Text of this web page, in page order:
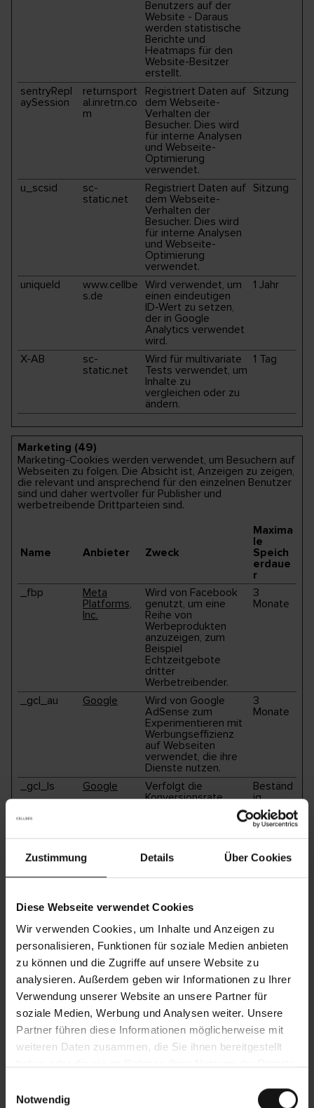
Zustimmung Details Über Cookies
Diese Webseite verwendet Cookies
Wir verwenden Cookies, um Inhalte und Anzeigen zu
personalisieren, Funktionen für soziale Medien anbieten
zu können und die Zugriffe auf unsere Website zu
analysieren. Außerdem geben wir Informationen zu Ihrer
Verwendung unserer Website an unsere Partner für
soziale Medien, Werbung und Analysen weiter. Unsere
Partner führen diese Informationen möglicherweise mit
weiteren Daten zusammen, die Sie ihnen bereitgestellt
Notwendig
Benutzers auf der
Website - Daraus
werden statistische
Berichte und
Heatmaps für den
Website-Besitzer
erstellt.
sentryRepl
aySession
returnsport
al.inretrn.co
m
Registriert Daten auf
dem Webseite-
Verhalten der
Besucher. Dies wird
für interne Analysen
und Webseite-
Optimierung
verwendet.
Sitzung
u_scsid
sc-
static.net
Registriert Daten auf
dem Webseite-
Verhalten der
Besucher. Dies wird
für interne Analysen
und Webseite-
Optimierung
verwendet.
Sitzung
uniqueId
www.cellbe
s.de
Wird verwendet, um
einen eindeutigen
ID‑Wert zu setzen,
der in Google
Analytics verwendet
wird.
1 Jahr
X-AB
sc-
static.net
Wird für multivariate
Tests verwendet, um
Inhalte zu
vergleichen oder zu
ändern.
1 Tag
Marketing (49)
Marketing-Cookies werden verwendet, um Besuchern auf
Webseiten zu folgen. Die Absicht ist, Anzeigen zu zeigen,
die relevant und ansprechend für den einzelnen Benutzer
sind und daher wertvoller für Publisher und
werbetreibende Drittparteien sind.
Name Anbieter Zweck
Maxima
le
Speich
erdaue
r
_fbp
Meta
Platforms,
Inc.
Wird von Facebook
genutzt, um eine
Reihe von
Werbeprodukten
anzuzeigen, zum
Beispiel
Echtzeitgebote
dritter
Werbetreibender.
3
Monate
_gcl_au Google
Wird von Google
AdSense zum
Experimentieren mit
Werbungseffizienz
auf Webseiten
verwendet, die ihre
Dienste nutzen.
3
Monate
_gcl_ls Google
Verfolgt die
Konversionsrate
der Website - Dies
dient der
Optimierung der
Relevanz der
Beständ
ig
static.net
ID für den Besucher
fest, die es Third-
Party-Advertisern
ermöglicht, den
Besucher mit
relevanter Werbung
anzusprechen.
Dieser Pairing-
Service wird von
Werbe-Hubs von
Third Parties
bereitgestellt, die
_scid
13